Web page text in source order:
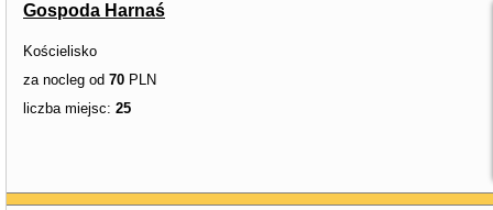
Gospoda Harnaś
Kościelisko
za nocleg od 70 PLN
liczba miejsc: 25